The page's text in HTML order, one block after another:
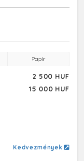
Papír
2 500 HUF
15 000 HUF
Kedvezmények